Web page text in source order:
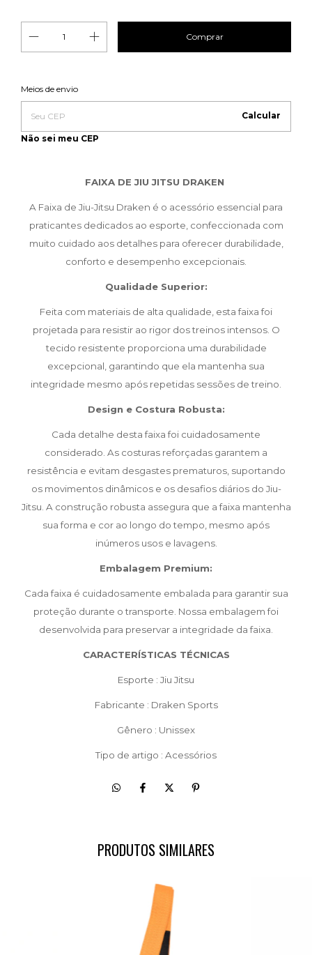
Entregas para o CEP:
Meios de envio
Calcular
Não sei meu CEP
FAIXA DE JIU JITSU DRAKEN
A Faixa de Jiu-Jitsu Draken é o acessório essencial para
praticantes dedicados ao esporte, confeccionada com
muito cuidado aos detalhes para oferecer durabilidade,
conforto e desempenho excepcionais.
Qualidade Superior:
Feita com materiais de alta qualidade, esta faixa foi
projetada para resistir ao rigor dos treinos intensos. O
tecido resistente proporciona uma durabilidade
excepcional, garantindo que ela mantenha sua
integridade mesmo após repetidas sessões de treino.
Design e Costura Robusta:
Cada detalhe desta faixa foi cuidadosamente
considerado. As costuras reforçadas garantem a
resistência e evitam desgastes prematuros, suportando
os movimentos dinâmicos e os desafios diários do Jiu-
Jitsu. A construção robusta assegura que a faixa mantenha
sua forma e cor ao longo do tempo, mesmo após
inúmeros usos e lavagens.
Embalagem Premium:
Cada faixa é cuidadosamente embalada para garantir sua
proteção durante o transporte. Nossa embalagem foi
desenvolvida para preservar a integridade da faixa.
CARACTERÍSTICAS TÉCNICAS
Esporte : Jiu Jitsu
Fabricante : Draken Sports
Gênero : Unissex
Tipo de artigo : Acessórios
PRODUTOS SIMILARES